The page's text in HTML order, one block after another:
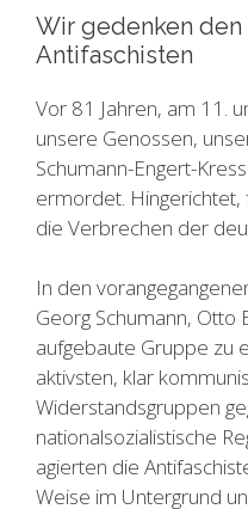
Wir gedenken
Antifaschisten
Vor 81 Jahren, am 11.
unsere Genossen,
Schumann-Engert-
ermordet. Hingerichtet,
die Verbrechen der
In den
Georg Schumann, Otto
aufgebaute Gruppe zu
aktivsten, klar
Widerstandsgruppen
nationalsozialistische
agierten die
Weise im Untergrund